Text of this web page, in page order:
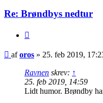
Re: Brøndbys nedtur
Indlæg
aforos » 25. feb 2019,
Ravnen skrev: ↑
25. feb 2019, 14:59
Lidt humor. Brøndby